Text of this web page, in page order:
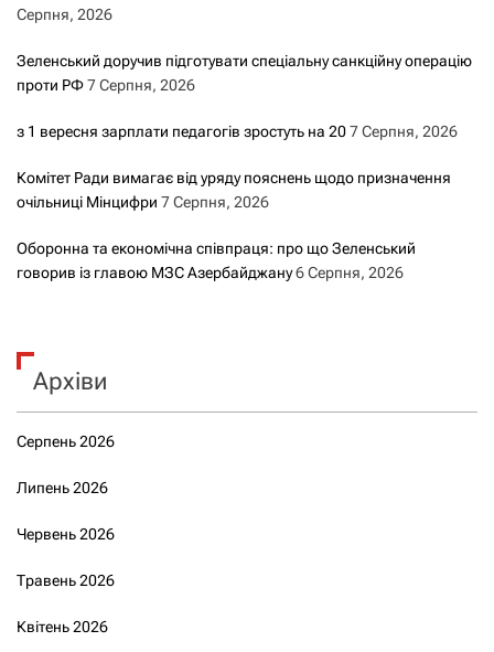
Серпня, 2026
Зеленський доручив підготувати спеціальну санкційну операцію
проти РФ7 Серпня, 2026
з 1 вересня зарплати педагогів зростуть на 207 Серпня, 2026
Комітет Ради вимагає від уряду пояснень щодо призначення
очільниці Мінцифри 7 Серпня, 2026
Оборонна та економічна співпраця: про що Зеленський
говорив із главою МЗС Азербайджану6 Серпня, 2026
Архіви
Серпень 2026
Липень 2026
Червень 2026
Травень 2026
Квітень 2026